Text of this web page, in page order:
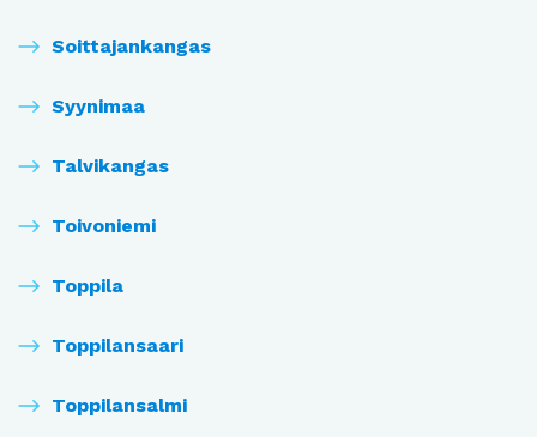
Soittajankangas
Syynimaa
Talvikangas
Toivoniemi
Toppila
Toppilansaari
Toppilansalmi